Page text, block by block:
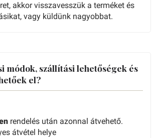
akkor visszavesszük a terméket és
vagy küldünk nagyobbat.
módok, szállítási lehetőségek és
el?
rendelés után azonnal átvehető.
átvétel helye